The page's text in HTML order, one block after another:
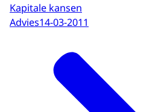
Kapitale kansen
Advies14-03-2011